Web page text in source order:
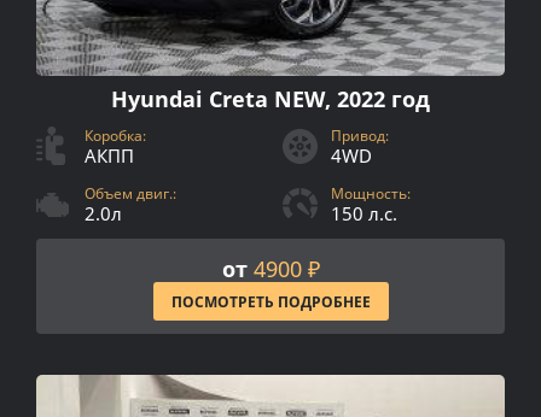
Hyundai Creta NEW, 2022 год
Коробка:
АКПП
Привод:
4WD
Объем двиг.:
2.0л
Мощность:
150 л.с.
от 4900 ₽
ПОСМОТРЕТЬ ПОДРОБНЕЕ